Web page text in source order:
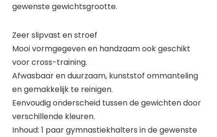
gewenste gewichtsgrootte.
Zeer slipvast en stroef
Mooi vormgegeven en handzaam ook geschikt
voor cross-training.
Afwasbaar en duurzaam, kunststof ommanteling
en gemakkelijk te reinigen.
Eenvoudig onderscheid tussen de gewichten door
verschillende kleuren.
Inhoud: 1 paar gymnastiekhalters in de gewenste